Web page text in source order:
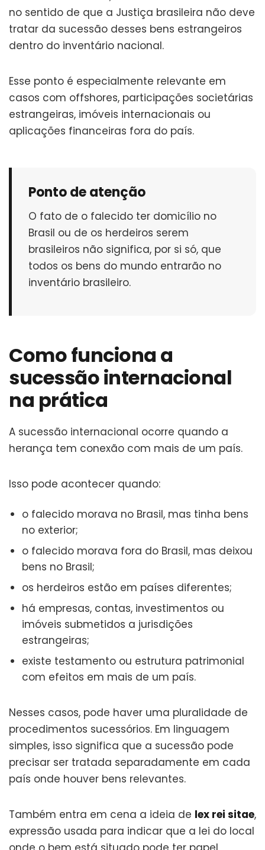
no sentido de que a Justiça brasileira não deve
tratar da sucessão desses bens estrangeiros
dentro do inventário nacional.
Esse ponto é especialmente relevante em
casos com offshores, participações societárias
estrangeiras, imóveis internacionais ou
aplicações financeiras fora do país.
Ponto de atenção
O fato de o falecido ter domicílio no
Brasil ou de os herdeiros serem
brasileiros não significa, por si só, que
todos os bens do mundo entrarão no
inventário brasileiro.
Como funciona a
sucessão internacional
na prática
A sucessão internacional ocorre quando a
herança tem conexão com mais de um país.
Isso pode acontecer quando:
o falecido morava no Brasil, mas tinha bens
no exterior;
o falecido morava fora do Brasil, mas deixou
bens no Brasil;
os herdeiros estão em países diferentes;
há empresas, contas, investimentos ou
imóveis submetidos a jurisdições
estrangeiras;
existe testamento ou estrutura patrimonial
com efeitos em mais de um país.
Nesses casos, pode haver uma pluralidade de
procedimentos sucessórios. Em linguagem
simples, isso significa que a sucessão pode
precisar ser tratada separadamente em cada
país onde houver bens relevantes.
Também entra em cena a ideia de lex rei sitae,
expressão usada para indicar que a lei do local